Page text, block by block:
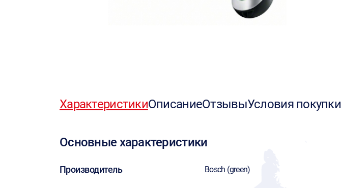
ХарактеристикиОписаниеОтзывыУсловия покупки
Основные характеристики
Производитель Bosch (green)